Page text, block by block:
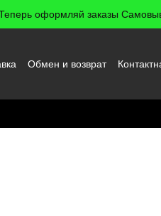
оформляй заказы
Обмен и возврат